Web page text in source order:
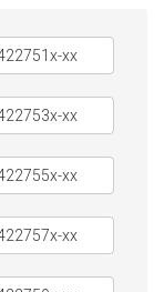
xx
xx
xx
xx